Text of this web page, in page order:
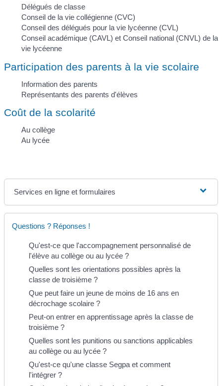
Délégués de classe
Conseil de la vie collégienne (CVC)
Conseil des délégués pour la vie lycéenne (CVL)
Conseil académique (CAVL) et Conseil national (CNVL) de la
vie lycéenne
Participation des parents à la vie scolaire
Information des parents
Représentants des parents d'élèves
Coût de la scolarité
Au collège
Au lycée
Services en ligne et formulaires
Questions ? Réponses !
Qu'est-ce que l'accompagnement personnalisé de
l'élève au collège ou au lycée ?
Quelles sont les orientations possibles après la
classe de troisième ?
Que peut faire un jeune de moins de 16 ans en
décrochage scolaire ?
Peut-on entrer en apprentissage après la classe de
troisième ?
Quelles sont les punitions ou sanctions applicables
au collège ou au lycée ?
Qu'est-ce qu'une classe Segpa et comment
l'intégrer ?